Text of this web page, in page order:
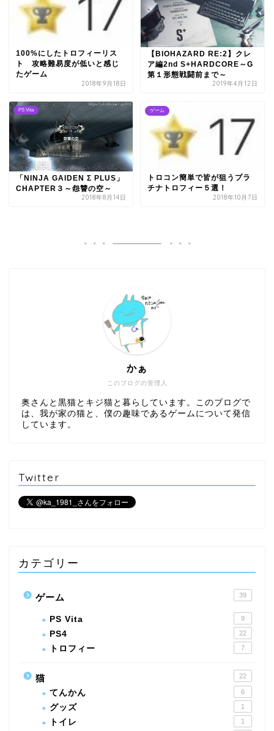
100%にしたトロフィーリス
ト 攻略難易度が低いと感じ
たゲーム
2018年9月18日
【BIOHAZARD RE:2】クレ
ア編2nd S+HARDCORE～G
第１形態戦闘前まで～
2019年4月12日
PS Vita
「NINJA GAIDEN Σ PLUS」
CHAPTER３～怨讐の空～
2018年8月14日
ゲーム
トロコン簡単で皆が狙うプラ
チナトロフィー５選！
2018年10月7日
このブログの管理人
かぁ
奥さんと黒猫とキジ猫と暮らしています。このブログで
は、我が家の猫と、僕の趣味であるゲームについて発信
しています。
Twitter
カテゴリー
ゲーム 39
PS Vita 9
PS4 22
トロフィー 7
猫 22
てんかん 6
グッズ 1
トイレ 1